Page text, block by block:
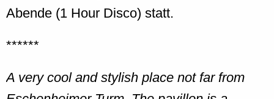
Abende (1 Hour Disco) statt.
******
A very cool and stylish place not far from